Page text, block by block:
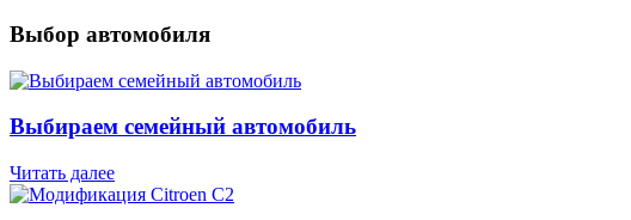
Выбор автомобиля
Выбираем семейный автомобиль
Читать далее